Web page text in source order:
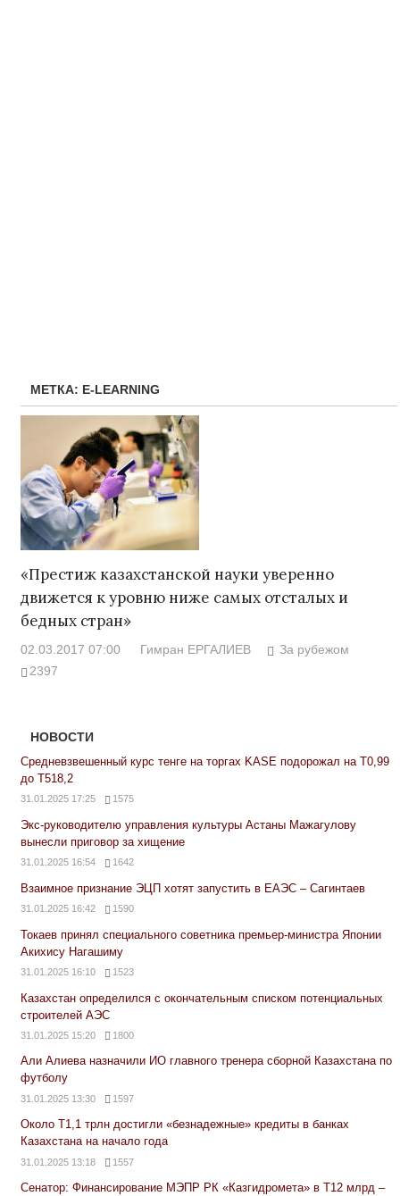
МЕТКА: Е-LEАRNING
«Престиж казахстанской науки уверенно
движется к уровню ниже самых отсталых и
бедных стран»
02.03.2017 07:00 Гимран ЕРГАЛИЕВ
За рубежом
2397
НОВОСТИ
Средневзвешенный курс тенге на торгах KASE подорожал на Т0,99
до Т518,2
31.01.2025 17:25 1575
Экс-руководителю управления культуры Астаны Мажагулову
вынесли приговор за хищение
31.01.2025 16:54 1642
Взаимное признание ЭЦП хотят запустить в ЕАЭС – Сагинтаев
31.01.2025 16:42 1590
Токаев принял специального советника премьер-министра Японии
Акихису Нагашиму
31.01.2025 16:10 1523
Казахстан определился с окончательным списком потенциальных
строителей АЭС
31.01.2025 15:20 1800
Али Алиева назначили ИО главного тренера сборной Казахстана по
футболу
31.01.2025 13:30 1597
Около Т1,1 трлн достигли «безнадежные» кредиты в банках
Казахстана на начало года
31.01.2025 13:18 1557
Сенатор: Финансирование МЭПР РК «Казгидромета» в Т12 млрд –